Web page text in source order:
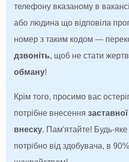
телефону вказаному в
або людина що відповіла
номер з таким кодом —
дзвоніть, щоб не стати
обману!
Крім того, просимо вас
потрібне внесення
внеску. Пам'ятайте! Будь-
потрібно від здобувача, в